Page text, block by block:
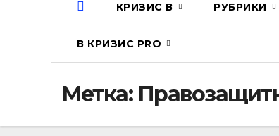
КРИЗИС В РУБРИКИ
В КРИЗИС PRO
Метка: